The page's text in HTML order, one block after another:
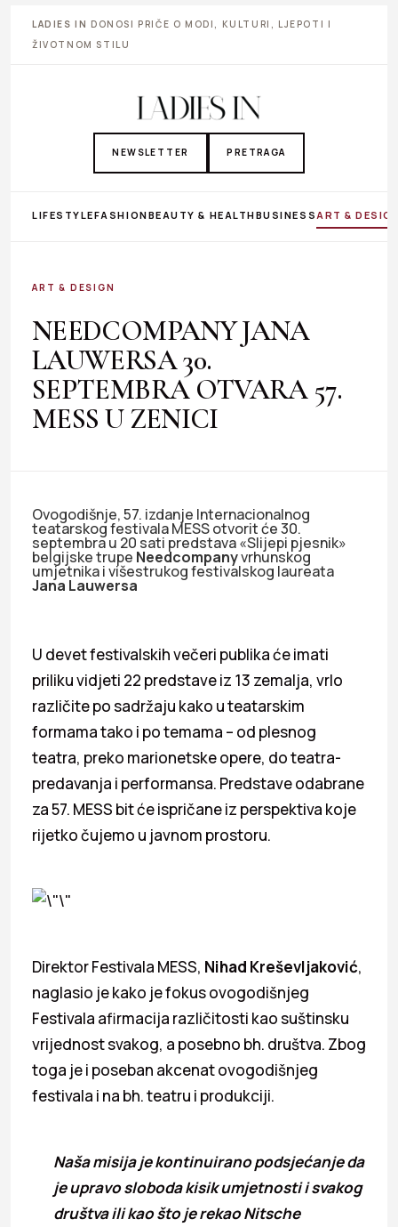
LADIES IN DONOSI PRIČE O MODI, KULTURI, LJEPOTI I
ŽIVOTNOM STILU
NEWSLETTER PRETRAGA
LIFESTYLEFASHIONBEAUTY & HEALTHBUSINESS ART &
ART & DESIGN
NEEDCOMPANY JANA
LAUWERSA 30.
SEPTEMBRA OTVARA 57.
MESS U ZENICI
Ovogodišnje, 57. izdanje Internacionalnog
teatarskog festivala MESS otvorit će 30.
septembra u 20 sati predstava «Slijepi pjesnik»
belgijske trupe Needcompanyvrhunskog
umjetnika i višestrukog festivalskog laureata
Jana Lauwersa
U devet festivalskih večeri publika će imati
priliku vidjeti 22 predstave iz 13 zemalja, vrlo
različite po sadržaju kako u teatarskim
formama tako i po temama – od plesnog
teatra, preko marionetske opere, do teatra-
predavanja i performansa. Predstave odabrane
za 57. MESS bit će ispričane iz perspektiva koje
rijetko čujemo u javnom prostoru.
Direktor Festivala MESS, Nihad Kreševljaković,
naglasio je kako je fokus ovogodišnjeg
Festivala afirmacija različitosti kao suštinsku
vrijednost svakog, a posebno bh. društva. Zbog
toga je i poseban akcenat ovogodišnjeg
festivala i na bh. teatru i produkciji.
Naša misija je kontinuirano podsjećanje da
je upravo sloboda kisik umjetnosti i svakog
društva ili kao što je rekao Nitsche